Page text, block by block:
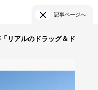
記事ページへ
リアルのドラッグ＆ド